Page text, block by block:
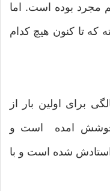
مجرد بوده است. اما
که تا کنون هیچ کدام
می گوید در 10 سالگی برای اولین بار از
امده است و
شده است و با